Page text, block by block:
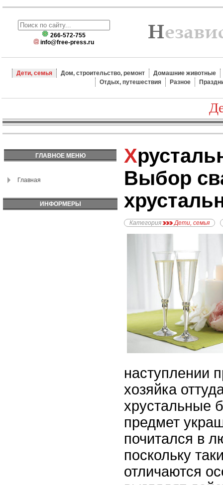
266-572-755
info@free-press.ru
Дети, семья Дом, строительство, ремонт
Домашние животные
Отдых, путешествия
Разное
ГЛАВНОЕ МЕНЮ
Главная
ИНФОРМЕРЫ
Хрустальные бокалы.
Выбор
Категория Дети, семья
наступлении
хозяйка
хрустальные
предмет
почитался в
поскольку
отличаются